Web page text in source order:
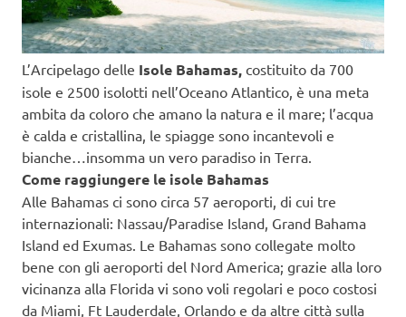
L’Arcipelago delle Isole Bahamas, costituito da 700
isole e 2500 isolotti nell’Oceano Atlantico, è una meta
ambita da coloro che amano la natura e il mare; l’acqua
è calda e cristallina, le spiagge sono incantevoli e
bianche…insomma un vero paradiso in Terra.
Come raggiungere le isole Bahamas
Alle Bahamas ci sono circa 57 aeroporti, di cui tre
internazionali: Nassau/Paradise Island, Grand Bahama
Island ed Exumas. Le Bahamas sono collegate molto
bene con gli aeroporti del Nord America; grazie alla loro
vicinanza alla Florida vi sono voli regolari e poco costosi
da Miami, Ft Lauderdale, Orlando e da altre città sulla